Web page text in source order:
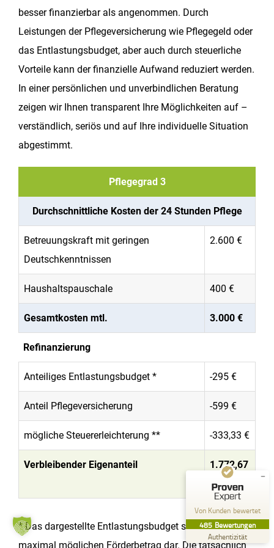
besser finanzierbar als angenommen. Durch
Leistungen der Pflegeversicherung wie Pflegegeld oder
das Entlastungsbudget, aber auch durch steuerliche
Vorteile kann der finanzielle Aufwand reduziert werden.
In einer persönlichen und unverbindlichen Beratung
zeigen wir Ihnen transparent Ihre Möglichkeiten auf –
verständlich, seriös und auf Ihre individuelle Situation
abgestimmt.
Pflegegrad 3
Durchschnittliche Kosten der 24 Stunden Pflege
Betreuungskraft mit geringen
Deutschkenntnissen
2.600 €
Haushaltspauschale 400 €
Gesamtkosten mtl. 3.000 €
Refinanzierung
Anteiliges Entlastungsbudget * -295 €
Anteil Pflegeversicherung -599 €
mögliche Steuererleichterung ** -333,33 €
Verbleibender Eigenanteil
1.772,67
€
* Das dargestellte Entlastungsbudget stellt den
maximal möglichen Förderbetrag dar. Die tatsächlich
Von Kunden bewertet
485 Bewertungen
Authentizität
Kundenbewertungen und Erfahrungen zu
Pflege zu Hause Küffel GmbH
99
%
ProvenExpert.com
SEHR GUT
/
5,00
357
Bewertungen auf
ProvenExpert.com
Blick aufs ProvenExpert-Profil werfen
26.07.2026